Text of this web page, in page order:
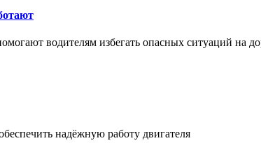
водителям избегать опасных ситуаций на
надёжную работу двигателя